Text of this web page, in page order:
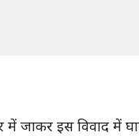
में जाकर इस विवाद में